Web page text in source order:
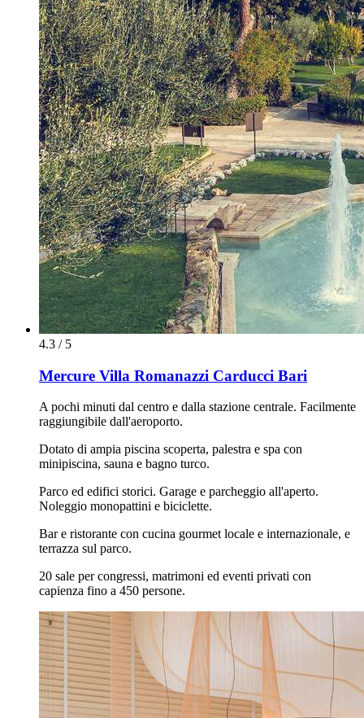
4.3 / 5
Mercure Villa Romanazzi Carducci Bari
A pochi minuti dal centro e dalla stazione centrale. Facilmente
raggiungibile dall'aeroporto.
Dotato di ampia piscina scoperta, palestra e spa con
minipiscina, sauna e bagno turco.
Parco ed edifici storici. Garage e parcheggio all'aperto.
Noleggio monopattini e biciclette.
Bar e ristorante con cucina gourmet locale e internazionale, e
terrazza sul parco.
20 sale per congressi, matrimoni ed eventi privati con
capienza fino a 450 persone.